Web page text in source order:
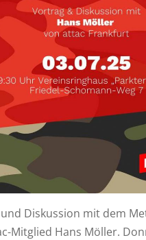
Diskussion mit dem
Mitglied Hans Möller.